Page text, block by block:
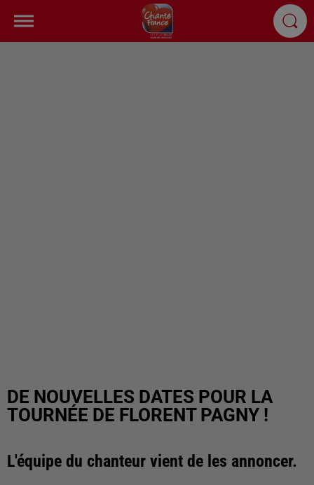
DE NOUVELLES DATES POUR LA
TOURNÉE DE FLORENT PAGNY !
L'équipe du chanteur vient de les annoncer.